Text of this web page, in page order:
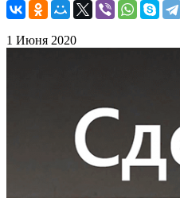
1 Июня 2020